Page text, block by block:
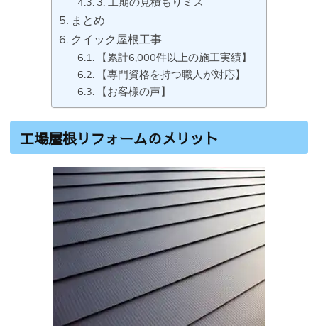
まとめ
クイック屋根工事
【累計6,000件以上の施工実績】
【専門資格を持つ職人が対応】
【お客様の声】
工場屋根リフォームのメリット